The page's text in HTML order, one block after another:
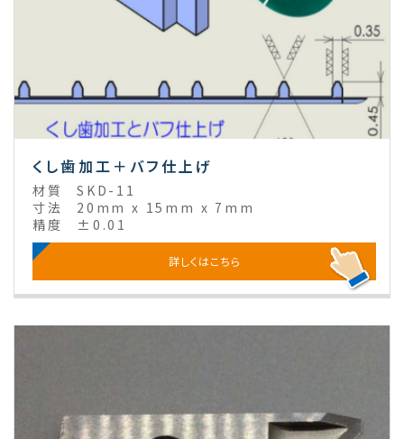
くし歯加工＋バフ仕上げ
材質
SKD-11
寸法
20mm x 15mm x 7mm
精度
±0.01
詳しくはこちら